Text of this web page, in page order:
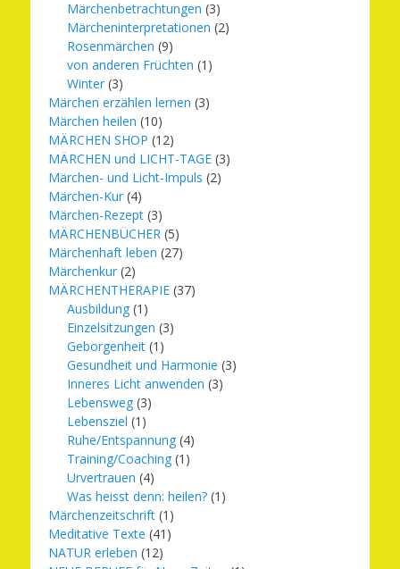
Märchenbetrachtungen (3)
Märcheninterpretationen (2)
Rosenmärchen (9)
von anderen Früchten (1)
Winter (3)
Märchen erzählen lernen (3)
Märchen heilen (10)
MÄRCHEN SHOP (12)
MÄRCHEN und LICHT-TAGE (3)
Märchen- und Licht-Impuls (2)
Märchen-Kur (4)
Märchen-Rezept (3)
MÄRCHENBÜCHER (5)
Märchenhaft leben (27)
Märchenkur (2)
MÄRCHENTHERAPIE (37)
Ausbildung (1)
Einzelsitzungen (3)
Geborgenheit (1)
Gesundheit und Harmonie (3)
Inneres Licht anwenden (3)
Lebensweg (3)
Lebensziel (1)
Ruhe/Entspannung (4)
Training/Coaching (1)
Urvertrauen (4)
Was heisst denn: heilen? (1)
Märchenzeitschrift (1)
Meditative Texte (41)
NATUR erleben (12)